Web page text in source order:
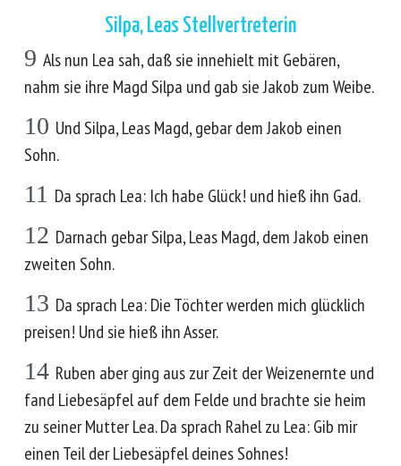
Silpa, Leas Stellvertreterin
9 Als nun Lea sah, daß sie innehielt mit Gebären,
nahm sie ihre Magd Silpa und gab sie Jakob zum Weibe.
10 Und Silpa, Leas Magd, gebar dem Jakob einen
Sohn.
11 Da sprach Lea: Ich habe Glück! und hieß ihn Gad.
12 Darnach gebar Silpa, Leas Magd, dem Jakob einen
zweiten Sohn.
13 Da sprach Lea: Die Töchter werden mich glücklich
preisen! Und sie hieß ihn Asser.
14 Ruben aber ging aus zur Zeit der Weizenernte und
fand Liebesäpfel auf dem Felde und brachte sie heim
zu seiner Mutter Lea. Da sprach Rahel zu Lea: Gib mir
einen Teil der Liebesäpfel deines Sohnes!